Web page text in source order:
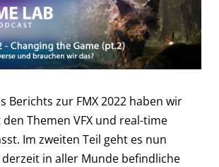
Berichts zur FMX 2022 haben wir
Themen VFX und real-time
Im zweiten Teil geht es nun
in aller Munde befindliche